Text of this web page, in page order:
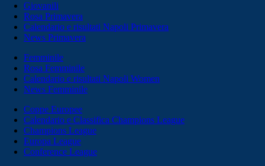
Giovanili
Rosa Primavera
Calendario e risultati Napoli Primavera
News Primavera
Femminile
Rosa Femminile
Calendario e risultati Napoli Women
News Femminile
Coppe Europee
Calendario e Classifica Champions League
Champions League
Europa League
Conference League